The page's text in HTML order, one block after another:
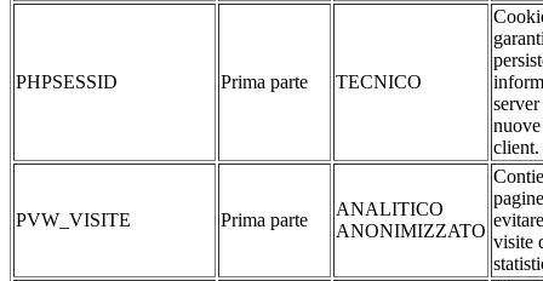
PHPSESSID Prima parte TECNICO
client.
PVW_VISITE Prima parte
ANALITICO
ANONIMIZZATO
visite